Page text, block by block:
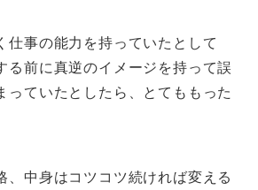
仕事の能力を持っていたとして
る前に真逆のイメージを持って誤
っていたとしたら、とてももった
、中身はコツコツ続ければ変える